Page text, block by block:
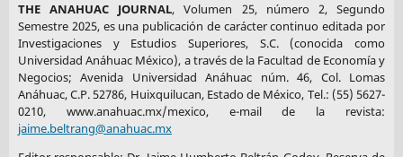
THE ANAHUAC JOURNAL, Volumen 25, número 2, Segundo
Semestre 2025, es una publicación de carácter continuo editada por
Investigaciones y Estudios Superiores, S.C. (conocida como
Universidad Anáhuac México), a través de la Facultad de Economía y
Negocios; Avenida Universidad Anáhuac núm. 46, Col. Lomas
Anáhuac, C.P. 52786, Huixquilucan, Estado de México, Tel.: (55) 5627-
0210, www.anahuac.mx/mexico, e-mail de la revista:
jaime.beltrang@anahuac.mx